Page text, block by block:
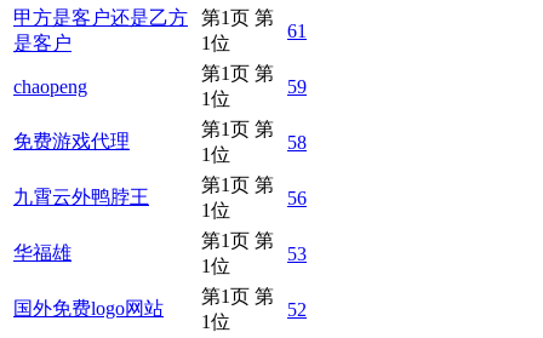
甲方是客户还是乙方
是客户
第1页 第
1位
61
chaopeng
第1页 第
1位
59
免费游戏代理
第1页 第
1位
58
九霄云外鸭脖王
第1页 第
1位
56
华福雄
第1页 第
1位
53
国外免费logo网站
第1页 第
1位
52